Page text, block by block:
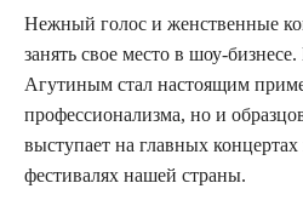
Нежный голос и женственные
занять свое место в шоу-
Агутиным стал настоящим
профессионализма, но и
выступает на главных
фестивалях нашей страны.